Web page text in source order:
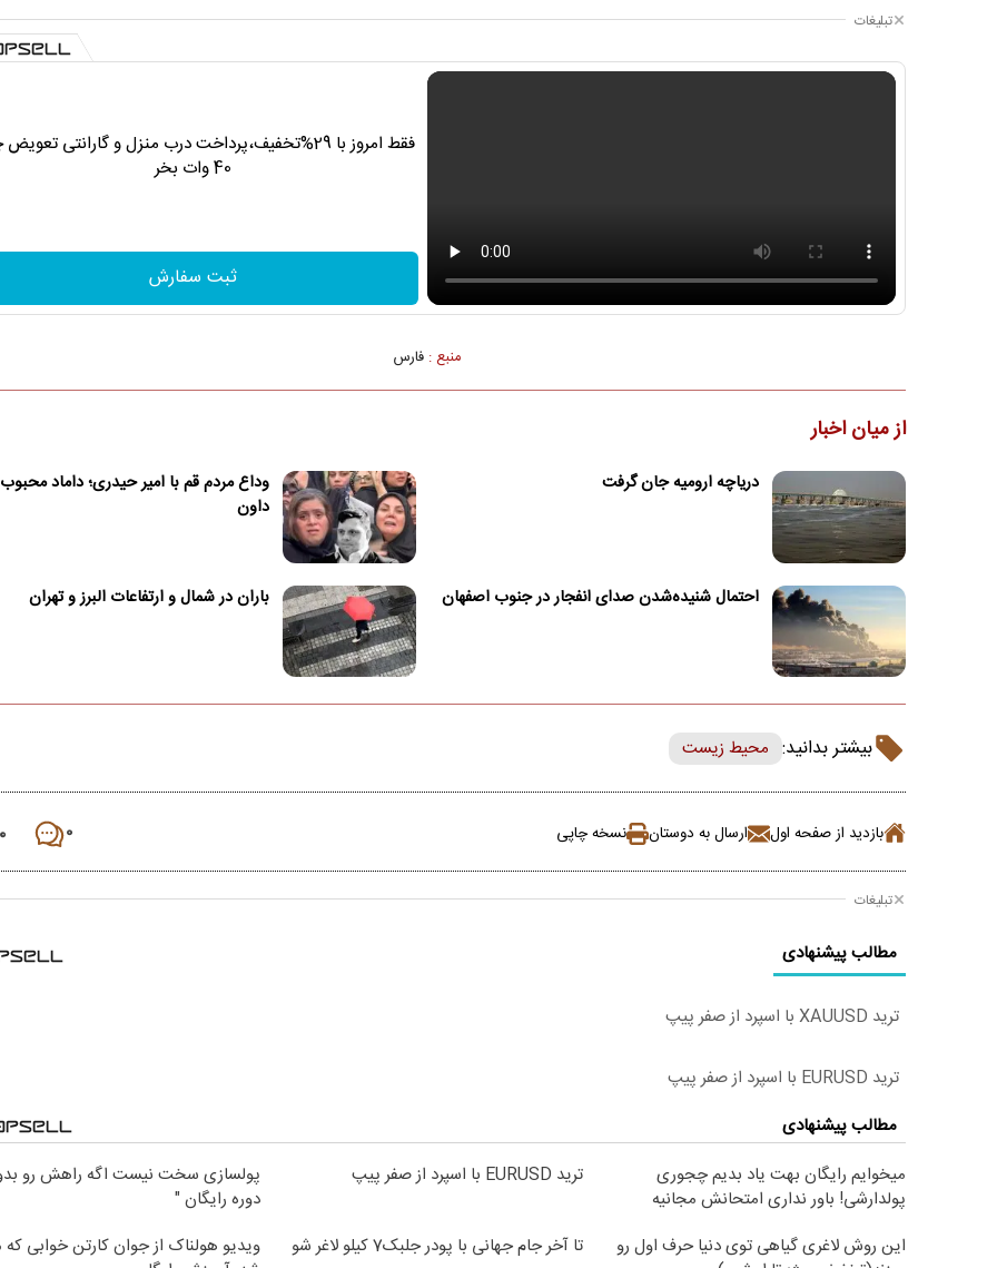
تبلیغات
فقط امروز با 29%تخفیف،پرداخت درب منزل و گارانتی
40 وات بخر
ثبت سفارش
منبع :فارس
از میان اخبار
دریاچه ارومیه جان گرفت
وداع مردم قم با امیر حیدری؛ داماد
داون
احتمال شنیده‌شدن صدای انفجار در جنوب اصفهان باران در شمال و ارتفاعات البرز و تهران
بیشتر بدانید: محیط زیست
بازدید از صفحه اول ارسال به دوستان نسخه چاپی ۰ ۰
تبلیغات
مطالب پیشنهادی
ترید XAUUSD با اسپرد از صفر پیپ
ترید EURUSD با اسپرد از صفر پیپ
مطالب پیشنهادی
میخوایم رایگان بهت یاد بدیم چجوری
پولدارشی! باور نداری امتحانش مجانیه
ترید EURUSD با اسپرد از صفر پیپ
پولسازی سخت نیست اگه راهش رو
دوره رایگان "
این روش لاغری گیاهی توی دنیا حرف اول رو
تا آخر جام جهانی با پودر جلبک7 کیلو لاغر شو
ویدیو هولناک از جوان کارتن خوابی که